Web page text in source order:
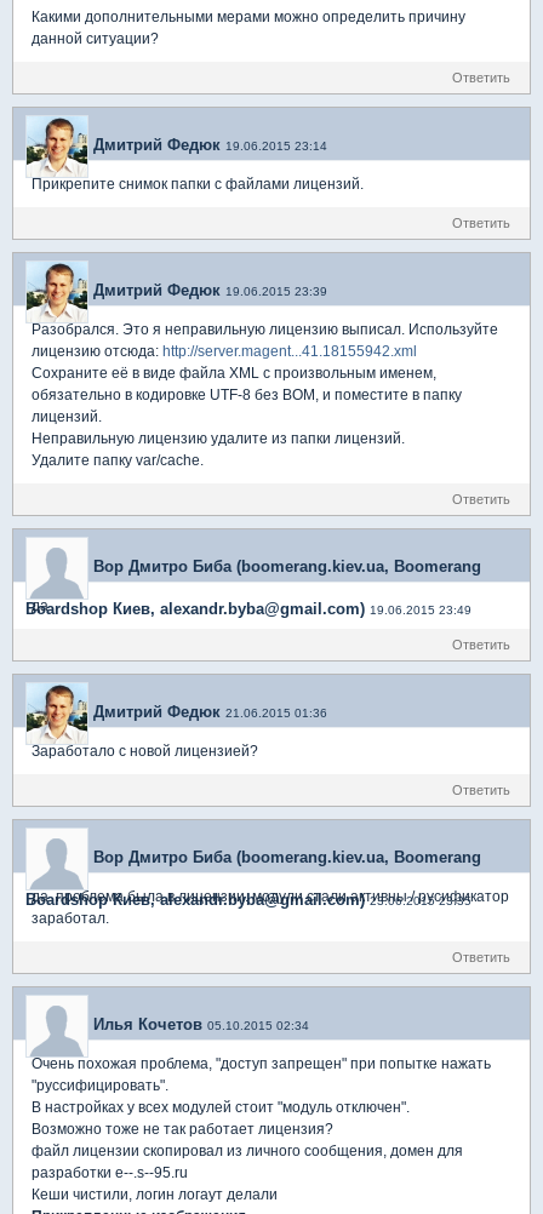
Какими дополнительными мерами можно определить причину
данной ситуации?
Ответить
Дмитрий Федюк 19.06.2015 23:14
Прикрепите снимок папки с файлами лицензий.
Ответить
Дмитрий Федюк 19.06.2015 23:39
Разобрался. Это я неправильную лицензию выписал. Используйте
лицензию отсюда: http://server.magent...41.18155942.xml
Сохраните её в виде файла XML с произвольным именем,
обязательно в кодировке UTF-8 без BOM, и поместите в папку
лицензий.
Неправильную лицензию удалите из папки лицензий.
Удалите папку var/cache.
Ответить
Вор Дмитро Биба (boomerang.kiev.ua, Boomerang
Boardshop Киев, alexandr.byba@gmail.com) 19.06.2015 23:49
да
Ответить
Дмитрий Федюк 21.06.2015 01:36
Заработало с новой лицензией?
Ответить
Вор Дмитро Биба (boomerang.kiev.ua, Boomerang
Boardshop Киев, alexandr.byba@gmail.com) 23.06.2015 23:35
да. проблема была в лицензии. модули стали активны / русификатор
заработал.
Ответить
Илья Кочетов 05.10.2015 02:34
Очень похожая проблема, "доступ запрещен" при попытке нажать
"руссифицировать".
В настройках у всех модулей стоит "модуль отключен".
Возможно тоже не так работает лицензия?
файл лицензии скопировал из личного сообщения, домен для
разработки e--.s--95.ru
Кеши чистили, логин логаут делали